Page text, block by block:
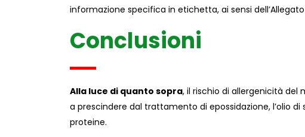
informazione specifica in etichetta, ai sensi dell’Allegato II
Conclusioni
Alla luce di quanto sopra, il rischio di allergenicità del
a prescindere dal trattamento di epossidazione, l’olio
proteine.